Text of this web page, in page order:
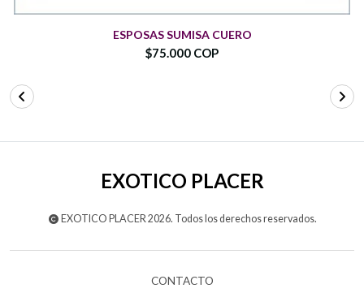
ESPOSAS SUMISA CUERO
$75.000 COP
EXOTICO PLACER
EXOTICO PLACER 2026. Todos los derechos reservados.
CONTACTO